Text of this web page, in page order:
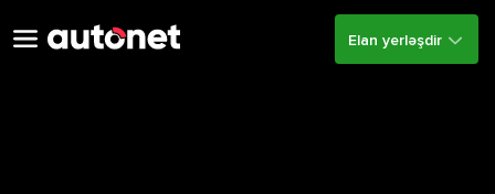
Elan yerləşdir